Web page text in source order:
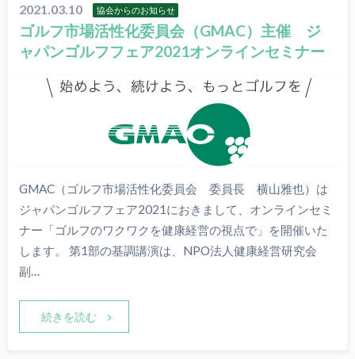
2021.03.10 協会からのお知らせ
ゴルフ市場活性化委員会（GMAC）主催 ジ
ャパンゴルフフェア2021オンラインセミナー
GMAC（ゴルフ市場活性化委員会 委員長 横山雅也）は
ジャパンゴルフフェア2021におきまして、オンラインセミ
ナー「ゴルフのワクワクを健康経営の視点で」を開催いた
します。 第1部の基調講演は、NPO法人健康経営研究会
副…
続きを読む